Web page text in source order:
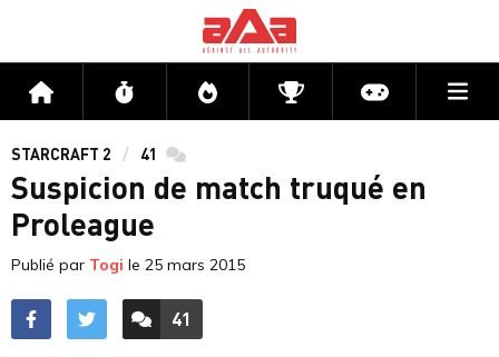
Accueil Flux Directs CompétitionsActu jeux
STARCRAFT 2 41 commentaires
Suspicion de match truqué en
Proleague
Publié par Togi le 25 mars 2015
ACCÉDER AUX
41
COMMENTAIRES